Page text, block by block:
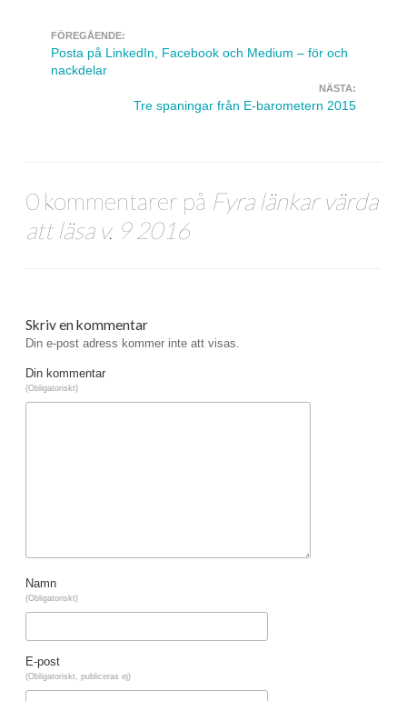
Navigera inlägg
FÖREGÅENDE:
Posta på LinkedIn, Facebook och Medium – för och
nackdelar
NÄSTA:
Tre spaningar från E-barometern 2015
0 kommentarer på Fyra länkar värda
att läsa v. 9 2016
Skriv en kommentar
Din e-post adress kommer inte att visas.
Din kommentar
(Obligatoriskt)
Namn
(Obligatoriskt)
E-post
(Obligatoriskt, publiceras ej)